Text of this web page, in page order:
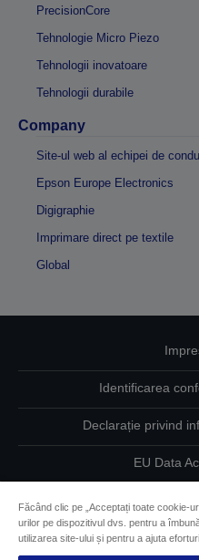
PrecisionCore
Tehnologie Micro Piezo
Tehnologii inovatoare
Tehnologii durabile
Company
Site-ul web al echipei de
Epson Europe Electronics
Digigraphie
Imprimare direct pe textile
Global
Identificarea
Declarație privind
EU Data
Informaţii
Făcând clic pe „Acceptați toate cookie-
urilor pe dispozitivul dvs. pentru a
utilizarea site-ului și pentru a ajuta